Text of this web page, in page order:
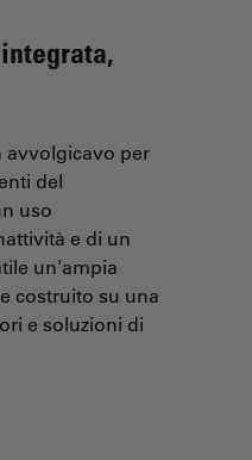
avvolgicavo per
del
uso
e di un
un'ampia
costruito su una
e soluzioni di